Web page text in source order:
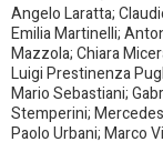
Angelo Laratta;
Emilia Martinelli;
Mazzola; Chiara
Luigi Prestinenza
Mario Sebastiani;
Stemperini;
Paolo Urbani; Marco